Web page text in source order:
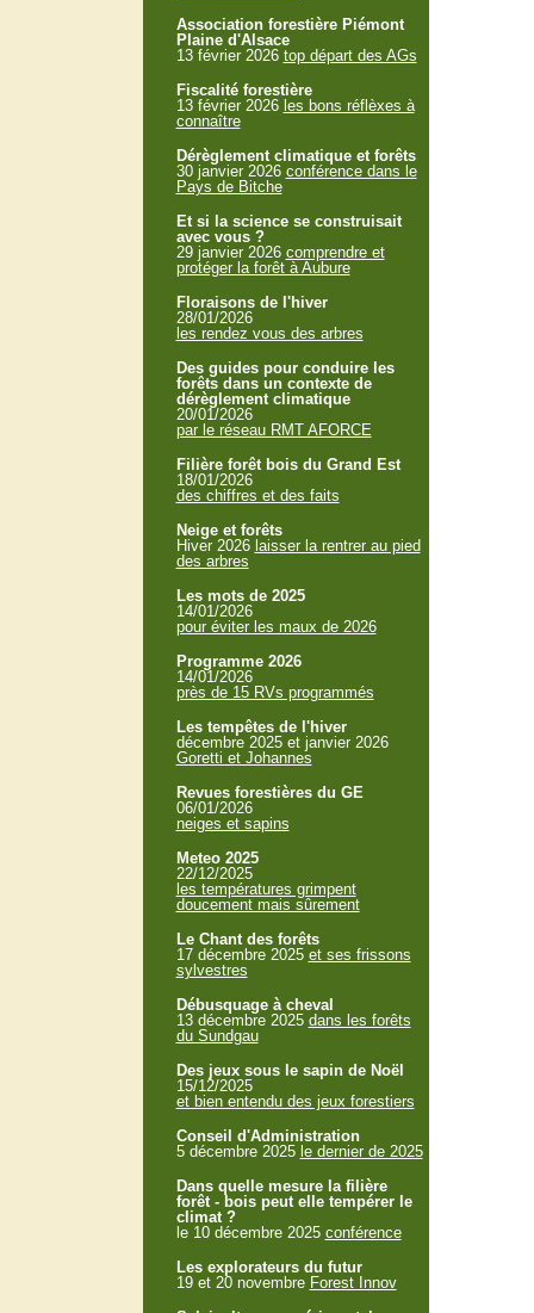
Association forestière Piémont
Plaine d'Alsace
13 février 2026 top départ des AGs
Fiscalité forestière
13 février 2026 les bons réflèxes à
connaître
Dérèglement climatique et forêts
30 janvier 2026 conférence dans le
Pays de Bitche
Et si la science se construisait
avec vous ?
29 janvier 2026 comprendre et
protéger la forêt à Aubure
Floraisons de l'hiver
28/01/2026
les rendez vous des arbres
Des guides pour conduire les
forêts dans un contexte de
dérèglement climatique
20/01/2026
par le réseau RMT AFORCE
Filière forêt bois du Grand Est
18/01/2026
des chiffres et des faits
Neige et forêts
Hiver 2026 laisser la rentrer au pied
des arbres
Les mots de 2025
14/01/2026
pour éviter les maux de 2026
Programme 2026
14/01/2026
près de 15 RVs programmés
Les tempêtes de l'hiver
décembre 2025 et janvier 2026
Goretti et Johannes
Revues forestières du GE
06/01/2026
neiges et sapins
Meteo 2025
22/12/2025
les températures grimpent
doucement mais sûrement
Le Chant des forêts
17 décembre 2025 et ses frissons
sylvestres
Débusquage à cheval
13 décembre 2025 dans les forêts
du Sundgau
Des jeux sous le sapin de Noël
15/12/2025
et bien entendu des jeux forestiers
Conseil d'Administration
5 décembre 2025 le dernier de 2025
Dans quelle mesure la filière
forêt - bois peut elle tempérer le
climat ?
le 10 décembre 2025 conférence
Les explorateurs du futur
19 et 20 novembre Forest Innov